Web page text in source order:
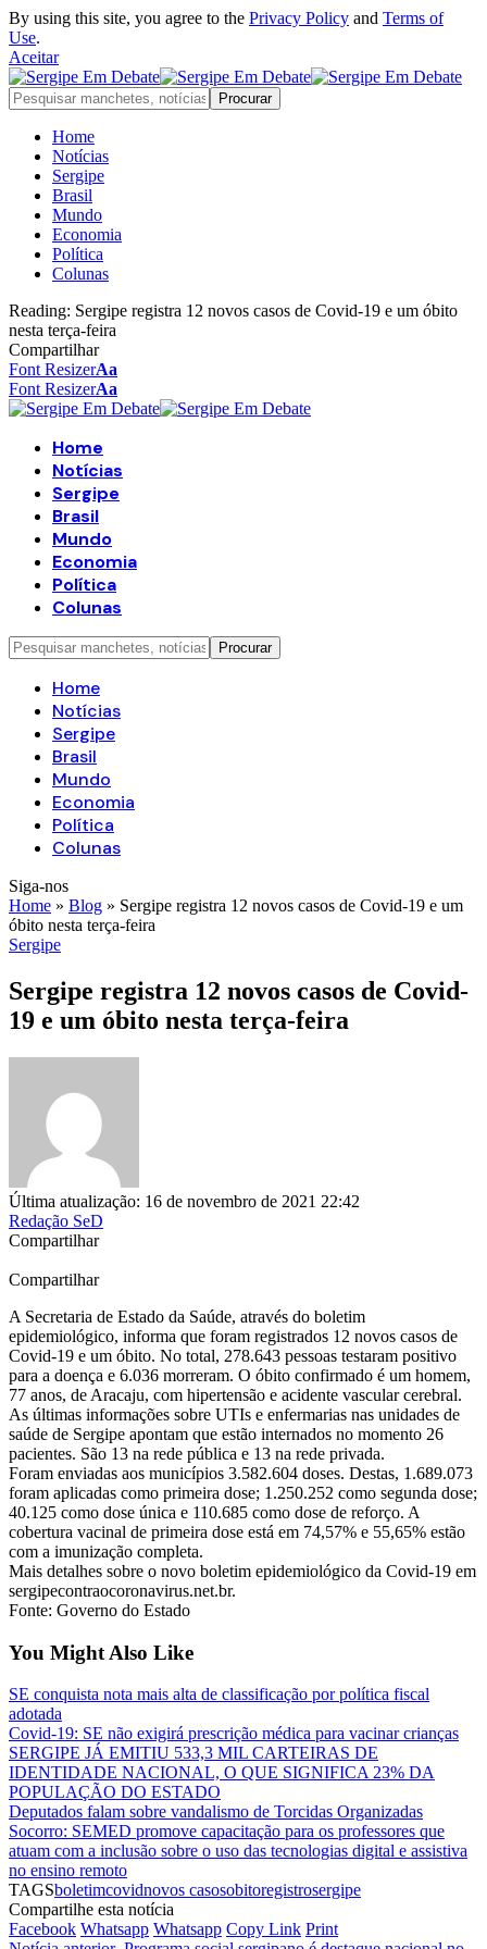
By using this site, you agree to the Privacy Policy and Terms of
Use.
Aceitar
Home
Notícias
Sergipe
Brasil
Mundo
Economia
Política
Colunas
Reading: Sergipe registra 12 novos casos de Covid-19 e um óbito
nesta terça-feira
Compartilhar
Font ResizerAa
Font ResizerAa
Home
Notícias
Sergipe
Brasil
Mundo
Economia
Política
Colunas
Home
Notícias
Sergipe
Brasil
Mundo
Economia
Política
Colunas
Siga-nos
Home » Blog » Sergipe registra 12 novos casos de Covid-19 e um
óbito nesta terça-feira
Sergipe
Sergipe registra 12 novos casos de Covid-
19 e um óbito nesta terça-feira
Última atualização: 16 de novembro de 2021 22:42
Redação SeD
Compartilhar
Compartilhar
A Secretaria de Estado da Saúde, através do boletim
epidemiológico, informa que foram registrados 12 novos casos de
Covid-19 e um óbito. No total, 278.643 pessoas testaram positivo
para a doença e 6.036 morreram. O óbito confirmado é um homem,
77 anos, de Aracaju, com hipertensão e acidente vascular cerebral.
As últimas informações sobre UTIs e enfermarias nas unidades de
saúde de Sergipe apontam que estão internados no momento 26
pacientes. São 13 na rede pública e 13 na rede privada.
Foram enviadas aos municípios 3.582.604 doses. Destas, 1.689.073
foram aplicadas como primeira dose; 1.250.252 como segunda dose;
40.125 como dose única e 110.685 como dose de reforço. A
cobertura vacinal de primeira dose está em 74,57% e 55,65% estão
com a imunização completa.
Mais detalhes sobre o novo boletim epidemiológico da Covid-19 em
sergipecontraocoronavirus.net.br.
Fonte: Governo do Estado
You Might Also Like
SE conquista nota mais alta de classificação por política fiscal
adotada
Covid-19: SE não exigirá prescrição médica para vacinar crianças
SERGIPE JÁ EMITIU 533,3 MIL CARTEIRAS DE
IDENTIDADE NACIONAL, O QUE SIGNIFICA 23% DA
POPULAÇÃO DO ESTADO
Deputados falam sobre vandalismo de Torcidas Organizadas
Socorro: SEMED promove capacitação para os professores que
atuam com a inclusão sobre o uso das tecnologias digital e assistiva
no ensino remoto
TAGSboletimcovidnovos casosobitoregistrosergipe
Compartilhe esta notícia
Facebook Whatsapp Whatsapp Copy Link Print